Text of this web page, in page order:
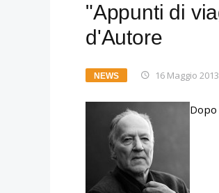
"Appunti di
d'Autore
NEWS 16 Maggio 2013